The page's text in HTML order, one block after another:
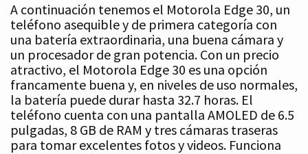
A continuación tenemos el Motorola Edge 30, un
teléfono asequible y de primera categoría con
una batería extraordinaria, una buena cámara y
un procesador de gran potencia. Con un precio
atractivo, el Motorola Edge 30 es una opción
francamente buena y, en niveles de uso normales,
la batería puede durar hasta 32.7 horas. El
teléfono cuenta con una pantalla AMOLED de 6.5
pulgadas, 8 GB de RAM y tres cámaras traseras
para tomar excelentes fotos y videos. Funciona